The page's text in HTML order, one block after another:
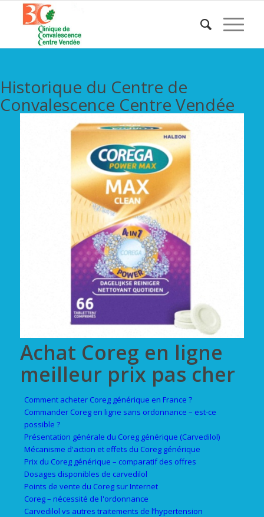
Historique du Centre de
Convalescence Centre Vendée
Achat Coreg en ligne
meilleur prix pas cher
Comment acheter Coreg générique en France ?
Commander Coreg en ligne sans ordonnance – est-ce
possible ?
Présentation générale du Coreg générique (Carvedilol)
Mécanisme d'action et effets du Coreg générique
Prix du Coreg générique – comparatif des offres
Dosages disponibles de carvedilol
Points de vente du Coreg sur Internet
Coreg – nécessité de l'ordonnance
Carvedilol vs autres traitements de l’hypertension